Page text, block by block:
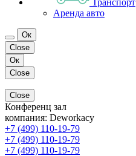
Аренда авто
Ок
Close
Ок
Close
Close
Конференц зал
компания: Deworkacy
+7 (499) 110-19-79
+7 (499) 110-19-79
+7 (499) 110-19-79